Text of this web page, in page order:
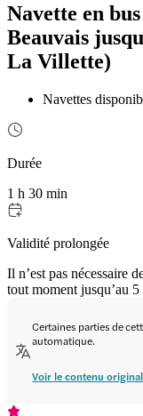
Navette en
Beauvais
La Villette)
Navettes
Durée
1 h 30 min
Validité prolongée
Il n’est pas nécessaire
tout moment jusqu’au
Certaines parties de
automatique.
Voir le contenu